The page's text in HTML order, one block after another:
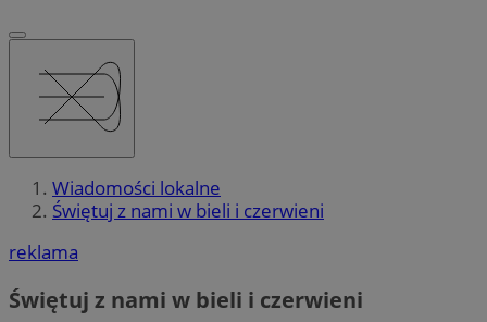
Wiadomości lokalne
Świętuj z nami w bieli i czerwieni
reklama
Świętuj z nami w bieli i czerwieni